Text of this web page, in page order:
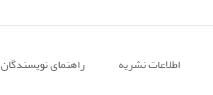
اطلاعات نشریه راهنمای نویسندگان